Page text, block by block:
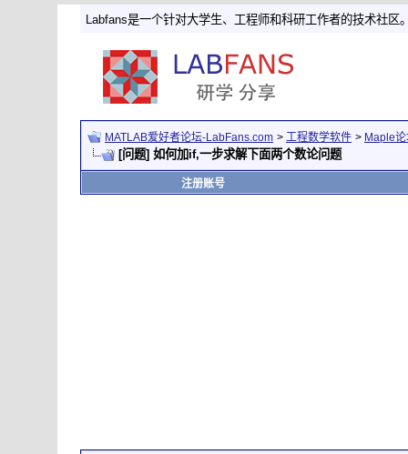
Labfans是一个针对大学生、工程师和科研工作者的技术社区
MATLAB爱好者论坛-LabFans.com > 工程数学软件 > Maple
[问题] 如何加if,一步求解下面两个数论问题
注册账号